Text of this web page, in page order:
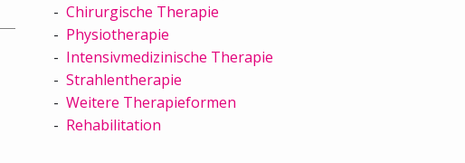
Chirurgische Therapie
Physiotherapie
Intensivmedizinische Therapie
Strahlentherapie
Weitere Therapieformen
Rehabilitation